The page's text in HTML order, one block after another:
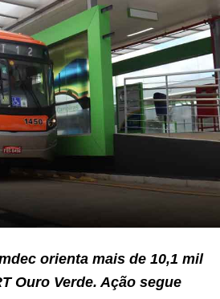
orienta mais de 10,1 mil
Ouro Verde. Ação segue